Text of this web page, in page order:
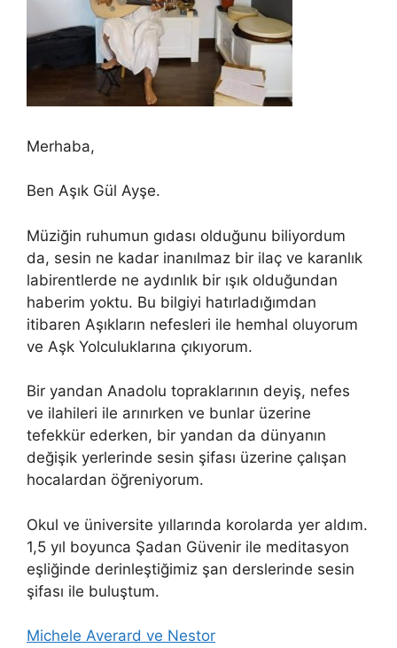
Merhaba,
Ben Aşık Gül Ayşe.
Müziğin ruhumun gıdası olduğunu biliyordum
da, sesin ne kadar inanılmaz bir ilaç ve karanlık
labirentlerde ne aydınlık bir ışık olduğundan
haberim yoktu. Bu bilgiyi hatırladığımdan
itibaren Aşıkların nefesleri ile hemhal oluyorum
ve Aşk Yolculuklarına çıkıyorum.
Bir yandan Anadolu topraklarının deyiş, nefes
ve ilahileri ile arınırken ve bunlar üzerine
tefekkür ederken, bir yandan da dünyanın
değişik yerlerinde sesin şifası üzerine çalışan
hocalardan öğreniyorum.
Okul ve üniversite yıllarında korolarda yer aldım.
1,5 yıl boyunca Şadan Güvenir ile meditasyon
eşliğinde derinleştiğimiz şan derslerinde sesin
şifası ile buluştum.
Michele Averard ve Nestor